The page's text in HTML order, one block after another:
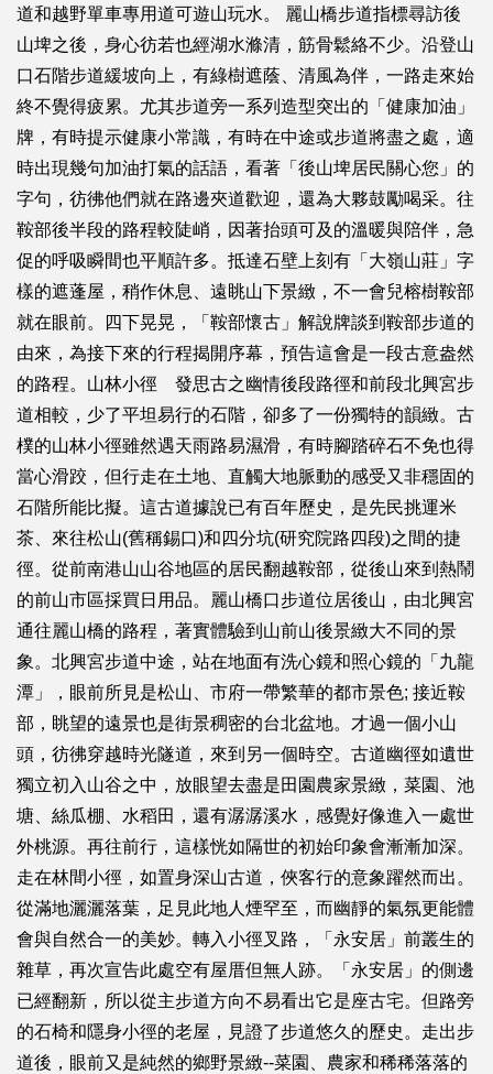
道和越野單車專用道可遊山玩水。 麗山橋步道指標尋訪後
山埤之後，身心彷若也經湖水滌清，筋骨鬆絡不少。沿登山
口石階步道緩坡向上，有綠樹遮蔭、清風為伴，一路走來始
終不覺得疲累。尤其步道旁一系列造型突出的「健康加油」
牌，有時提示健康小常識，有時在中途或步道將盡之處，適
時出現幾句加油打氣的話語，看著「後山埤居民關心您」的
字句，彷彿他們就在路邊夾道歡迎，還為大夥鼓勵喝采。往
鞍部後半段的路程較陡峭，因著抬頭可及的溫暖與陪伴，急
促的呼吸瞬間也平順許多。抵達石壁上刻有「大嶺山莊」字
樣的遮蓬屋，稍作休息、遠眺山下景緻，不一會兒榕樹鞍部
就在眼前。四下晃晃，「鞍部懷古」解說牌談到鞍部步道的
由來，為接下來的行程揭開序幕，預告這會是一段古意盎然
的路程。山林小徑 發思古之幽情後段路徑和前段北興宮步
道相較，少了平坦易行的石階，卻多了一份獨特的韻緻。古
樸的山林小徑雖然遇天雨路易濕滑，有時腳踏碎石不免也得
當心滑跤，但行走在土地、直觸大地脈動的感受又非穩固的
石階所能比擬。這古道據說已有百年歷史，是先民挑運米
茶、來往松山(舊稱錫口)和四分坑(研究院路四段)之間的捷
徑。從前南港山山谷地區的居民翻越鞍部，從後山來到熱鬧
的前山市區採買日用品。麗山橋口步道位居後山，由北興宮
通往麗山橋的路程，著實體驗到山前山後景緻大不同的景
象。北興宮步道中途，站在地面有洗心鏡和照心鏡的「九龍
潭」，眼前所見是松山、市府一帶繁華的都市景色; 接近鞍
部，眺望的遠景也是街景稠密的台北盆地。才過一個小山
頭，彷彿穿越時光隧道，來到另一個時空。古道幽徑如遺世
獨立初入山谷之中，放眼望去盡是田園農家景緻，菜園、池
塘、絲瓜棚、水稻田，還有潺潺溪水，感覺好像進入一處世
外桃源。再往前行，這樣恍如隔世的初始印象會漸漸加深。
走在林間小徑，如置身深山古道，俠客行的意象躍然而出。
從滿地灑灑落葉，足見此地人煙罕至，而幽靜的氣氛更能體
會與自然合一的美妙。轉入小徑叉路，「永安居」前叢生的
雜草，再次宣告此處空有屋厝但無人跡。「永安居」的側邊
已經翻新，所以從主步道方向不易看出它是座古宅。但路旁
的石椅和隱身小徑的老屋，見證了步道悠久的歷史。走出步
道後，眼前又是純然的鄉野景緻--菜園、農家和稀稀落落的